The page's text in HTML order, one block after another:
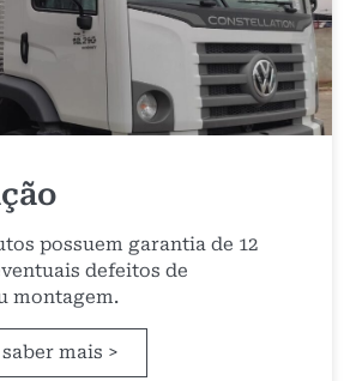
possuem garantia de 12
defeitos de
montagem.
mais >